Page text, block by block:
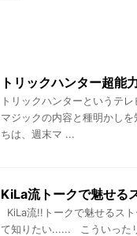
トリックハンター超能
トリックハンターというテ
マジックの内容と種明かし
ちは、週末マ ...
KiLa流トークで魅せる
KiLa流!!トークで魅せるス
て知りたい...... こういった